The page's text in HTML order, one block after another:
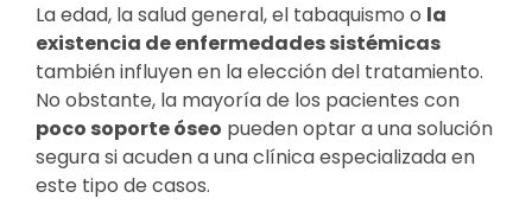
La edad, la salud general, el tabaquismo o la
existencia de enfermedades sistémicas
también influyen en la elección del tratamiento.
No obstante, la mayoría de los pacientes con
poco soporte óseo pueden optar a una solución
segura si acuden a una clínica especializada en
este tipo de casos.